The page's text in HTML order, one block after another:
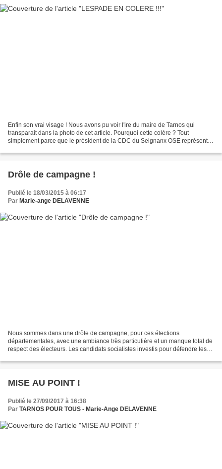
Enfin son vrai visage ! Nous avons pu voir l'ire du maire de Tarnos qui
transparait dans la photo de cet article. Pourquoi cette colère ? Tout
simplement parce que le président de la CDC du Seignanx OSE représenter
Drôle de campagne !
Publié le 18/03/2015 à 06:17
Par Marie-ange DELAVENNE
Nous sommes dans une drôle de campagne, pour ces élections
départementales, avec une ambiance très particulière et un manque total de
respect des électeurs. Les candidats socialistes investis pour défendre les
MISE AU POINT !
Publié le 27/09/2017 à 16:38
Par TARNOS POUR TOUS - Marie-Ange DELAVENNE